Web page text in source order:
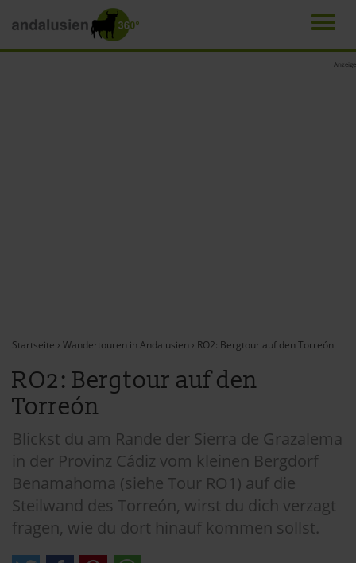
Anzeige
Startseite › Wandertouren in Andalusien › RO2: Bergtour auf den Torreón
RO2: Bergtour auf den
Torreón
Blickst du am Rande der Sierra de Grazalema
in der Provinz Cádiz vom kleinen Bergdorf
Benamahoma (siehe Tour RO1) auf die
Steilwand des Torreón, wirst du dich verzagt
fragen, wie du dort hinauf kommen sollst.